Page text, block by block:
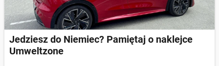
Jedziesz do Niemiec? Pamiętaj o naklejce
Umweltzone